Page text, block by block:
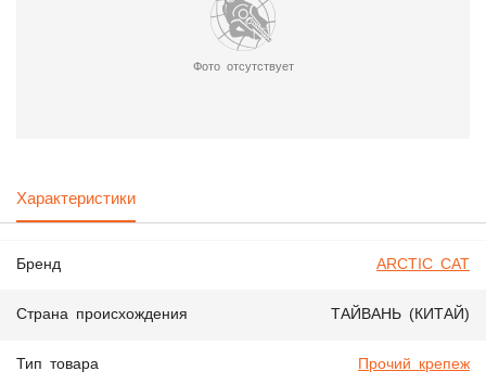
Фото отсутствует
Характеристики
Бренд ARCTIC CAT
Страна происхождения ТАЙВАНЬ (КИТАЙ)
Тип товара Прочий крепеж